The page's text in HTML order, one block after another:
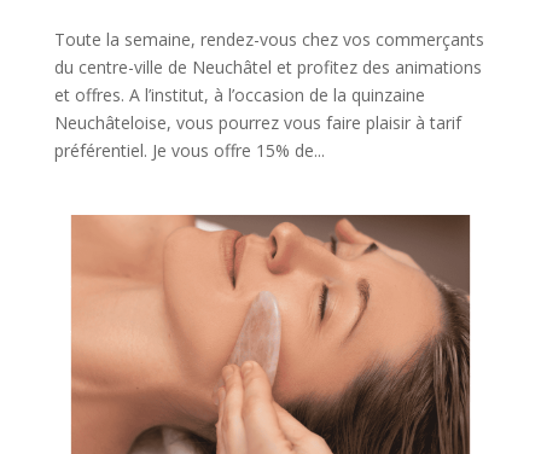
Toute la semaine, rendez-vous chez vos commerçants
du centre-ville de Neuchâtel et profitez des animations
et offres. A l’institut, à l’occasion de la quinzaine
Neuchâteloise, vous pourrez vous faire plaisir à tarif
préférentiel. Je vous offre 15% de...